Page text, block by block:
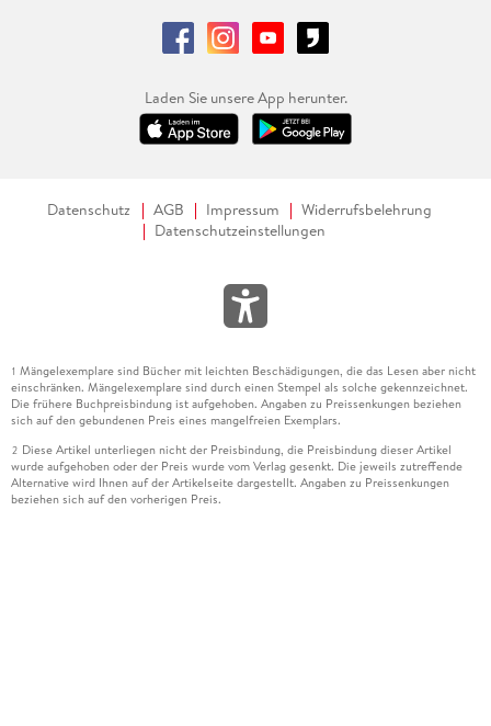
Laden Sie unsere App herunter.
Datenschutz AGB Impressum
Widerrufsbelehrung
Datenschutzeinstellungen
1 Mängelexemplare sind Bücher mit leichten Beschädigungen, die das Lesen aber nicht
einschränken. Mängelexemplare sind durch einen Stempel als solche gekennzeichnet.
Die frühere Buchpreisbindung ist aufgehoben. Angaben zu Preissenkungen beziehen
sich auf den gebundenen Preis eines mangelfreien Exemplars.
2 Diese Artikel unterliegen nicht der Preisbindung, die Preisbindung dieser Artikel
wurde aufgehoben oder der Preis wurde vom Verlag gesenkt. Die jeweils zutreffende
Alternative wird Ihnen auf der Artikelseite dargestellt. Angaben zu Preissenkungen
beziehen sich auf den vorherigen Preis.